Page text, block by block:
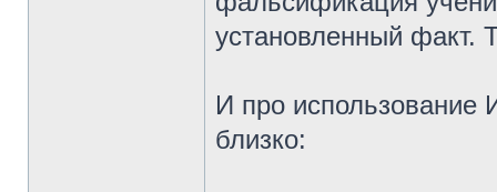
установленный факт.
И про использование
близко: